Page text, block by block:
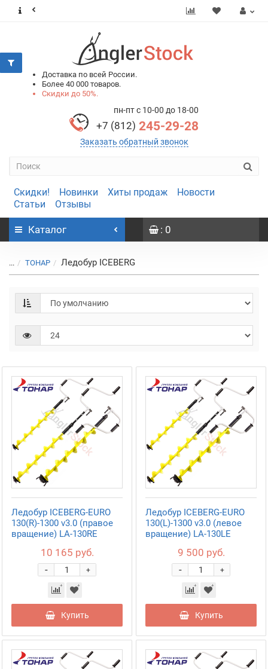
Доставка по всей России.
Более 40 000 товаров.
Скидки до 50%.
пн-пт с 10-00 до 18-00
+7 (812) 245-29-28
Заказать обратный звонок
Скидки! Новинки Хиты продаж
Новости
Статьи
Отзывы
Каталог : 0
... ТОНАР Ледобур ICEBERG
Ледобур ICEBERG-EURO
130(R)-1300 v3.0 (правое
вращение) LA-130RE
10 165 руб.
+
-
Купить
Ледобур ICEBERG-EURO
130(L)-1300 v3.0 (левое
вращение) LA-130LE
9 500 руб.
+
-
Купить